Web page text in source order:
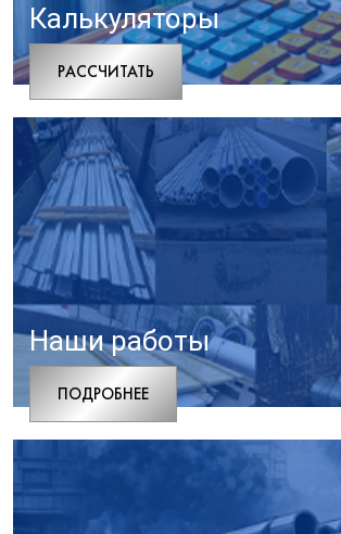
Калькуляторы
РАCСЧИТАТЬ
Наши работы
ПОДРОБНЕЕ